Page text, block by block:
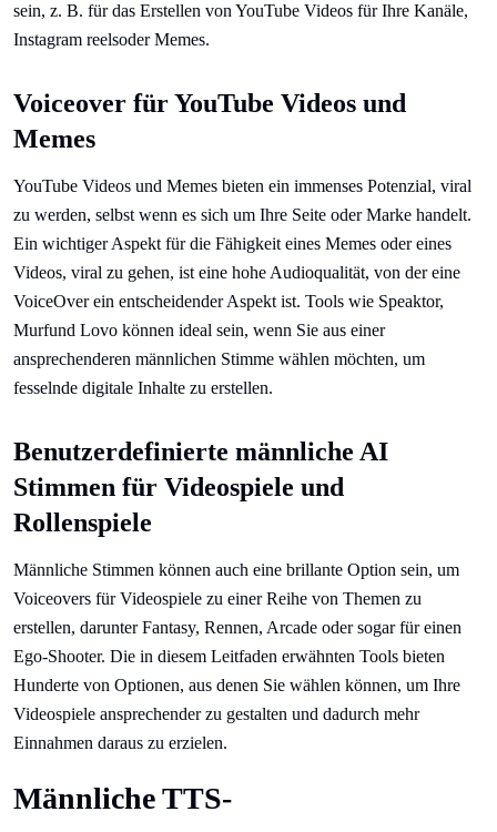
sein, z. B. für das Erstellen von YouTube Videos für Ihre Kanäle,
Instagram reelsoder Memes.
Voiceover für YouTube Videos und
Memes
YouTube Videos und Memes bieten ein immenses Potenzial, viral
zu werden, selbst wenn es sich um Ihre Seite oder Marke handelt.
Ein wichtiger Aspekt für die Fähigkeit eines Memes oder eines
Videos, viral zu gehen, ist eine hohe Audioqualität, von der eine
VoiceOver ein entscheidender Aspekt ist. Tools wie Speaktor,
Murfund Lovo können ideal sein, wenn Sie aus einer
ansprechenderen männlichen Stimme wählen möchten, um
fesselnde digitale Inhalte zu erstellen.
Benutzerdefinierte männliche AI
Stimmen für Videospiele und
Rollenspiele
Männliche Stimmen können auch eine brillante Option sein, um
Voiceovers für Videospiele zu einer Reihe von Themen zu
erstellen, darunter Fantasy, Rennen, Arcade oder sogar für einen
Ego-Shooter. Die in diesem Leitfaden erwähnten Tools bieten
Hunderte von Optionen, aus denen Sie wählen können, um Ihre
Videospiele ansprechender zu gestalten und dadurch mehr
Einnahmen daraus zu erzielen.
Männliche TTS-